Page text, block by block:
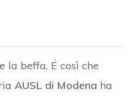
la beffa. É così che
AUSL di Modena ha